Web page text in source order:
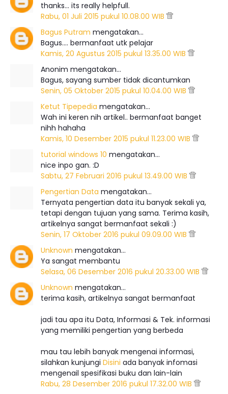
thanks... its really helpfull.
Rabu, 01 Juli 2015 pukul 10.08.00 WIB
Bagus Putram mengatakan…
Bagus.... bermanfaat utk pelajar
Kamis, 20 Agustus 2015 pukul 13.35.00 WIB
Anonim mengatakan…
Bagus, sayang sumber tidak dicantumkan
Senin, 05 Oktober 2015 pukul 10.04.00 WIB
Ketut Tipepedia mengatakan…
Wah ini keren nih artikel.. bermanfaat banget
nihh hahaha
Kamis, 10 Desember 2015 pukul 11.23.00 WIB
tutorial windows 10 mengatakan…
nice inpo gan. :D
Sabtu, 27 Februari 2016 pukul 13.49.00 WIB
Pengertian Data mengatakan…
Ternyata pengertian data itu banyak sekali ya,
tetapi dengan tujuan yang sama. Terima kasih,
artikelnya sangat bermanfaat sekali :)
Senin, 17 Oktober 2016 pukul 09.09.00 WIB
Unknown mengatakan…
Ya sangat membantu
Selasa, 06 Desember 2016 pukul 20.33.00 WIB
Unknown mengatakan…
terima kasih, artikelnya sangat bermanfaat
jadi tau apa itu Data, Informasi & Tek. informasi
yang memiliki pengertian yang berbeda
mau tau lebih banyak mengenai informasi,
silahkan kunjungi Disini ada banyak infomasi
mengenail spesifikasi buku dan lain-lain
Rabu, 28 Desember 2016 pukul 17.32.00 WIB